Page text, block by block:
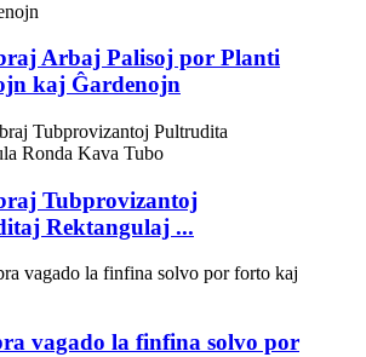
Arbaj Palisoj por Planti
kaj Ĝardenojn
Tubprovizantoj
Rektangulaj ...
vagado la finfina solvo por